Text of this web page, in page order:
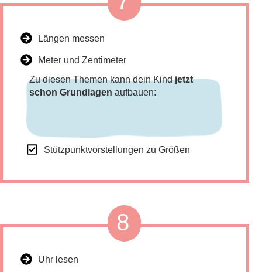
Längen messen
Meter und Zentimeter
Zu diesen Themen kann dein Kindjetzt
schon Grundlagen aufbauen:
Stützpunktvorstellungen zu Größen
8
Uhr lesen